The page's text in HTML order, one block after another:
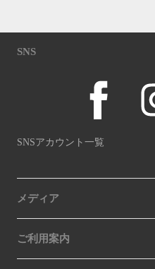
SNS
SNSアカウント一覧
メディア
ご利用案内